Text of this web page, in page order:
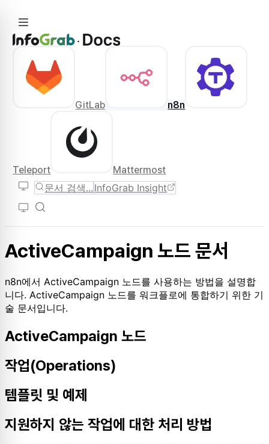
GitLab n8n
Teleport Mattermost
문서 검색... InfoGrab Insight
ActiveCampaign 노드 문서
n8n에서 ActiveCampaign 노드를 사용하는 방법을 설명합
니다. ActiveCampaign 노드를 워크플로에 통합하기 위한 기
술 문서입니다.
ActiveCampaign 노드
작업(Operations)
템플릿 및 예제
지원하지 않는 작업에 대한 처리 방법